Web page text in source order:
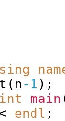
-1
int main
endl